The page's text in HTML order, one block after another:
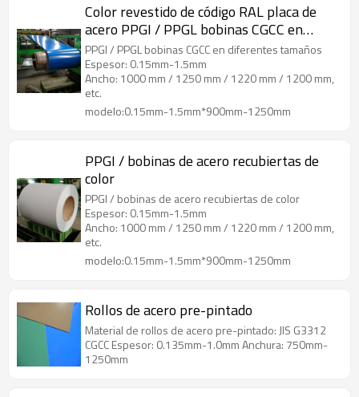
Color revestido de código RAL placa de
acero PPGI / PPGL bobinas CGCC en
diferentes tamaños
PPGI / PPGL bobinas CGCC en diferentes tamaños
Espesor: 0.15mm-1.5mm
Ancho: 1000 mm / 1250 mm / 1220 mm / 1200 mm,
etc.
modelo:0.15mm-1.5mm*900mm-1250mm
PPGI / bobinas de acero recubiertas de
color
PPGI / bobinas de acero recubiertas de color
Espesor: 0.15mm-1.5mm
Ancho: 1000 mm / 1250 mm / 1220 mm / 1200 mm,
etc.
modelo:0.15mm-1.5mm*900mm-1250mm
Rollos de acero pre-pintado
Material de rollos de acero pre-pintado: JIS G3312
CGCC Espesor: 0.135mm-1.0mm Anchura: 750mm-
1250mm